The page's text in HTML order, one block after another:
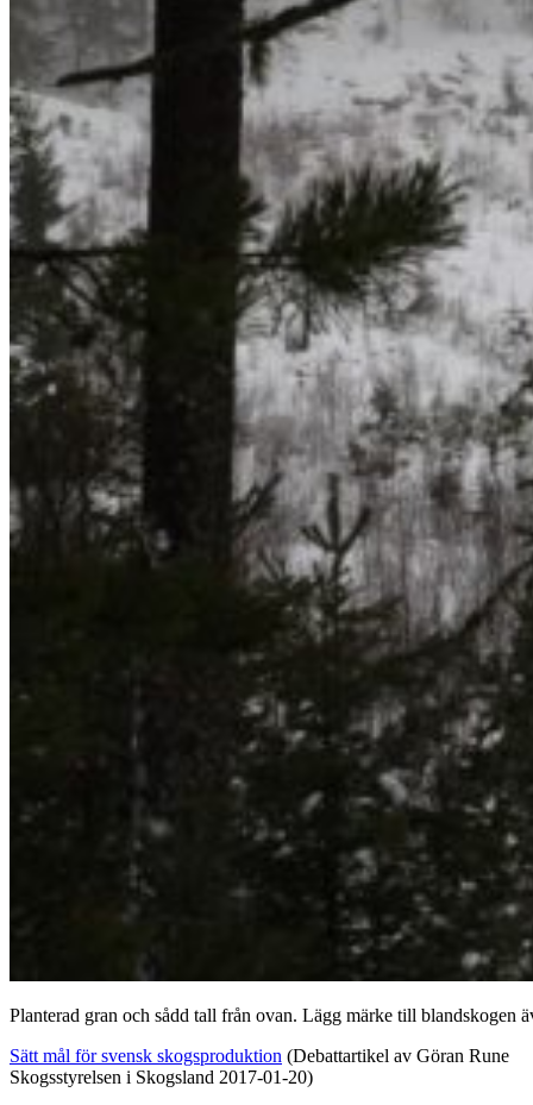
Planterad gran och sådd tall från ovan. Lägg märke till blandskogen
Sätt mål för svensk skogsproduktion (Debattartikel av Göran Rune
Skogsstyrelsen i Skogsland 2017-01-20)